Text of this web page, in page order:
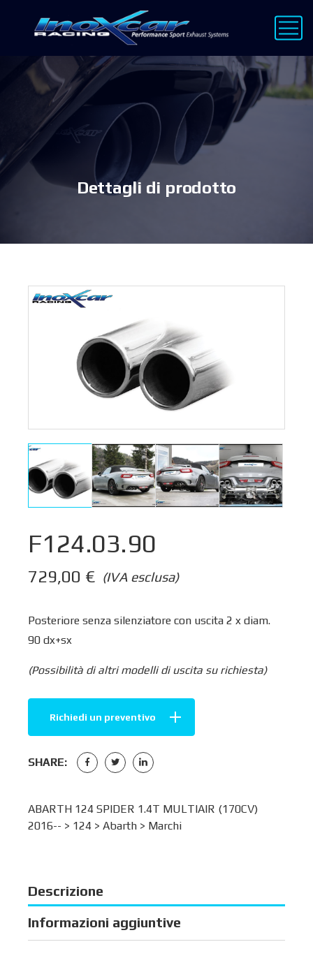
Dettagli di prodotto
F124.03.90
(IVA esclusa)
729,00 €
Posteriore senza silenziatore con uscita 2 x diam.
90 dx+sx
(Possibilità di altri modelli di uscita su richiesta)
Richiedi un preventivo
SHARE:
ABARTH 124 SPIDER 1.4T MULTIAIR (170CV)
2016-- > 124 > Abarth > Marchi
Descrizione
Informazioni aggiuntive